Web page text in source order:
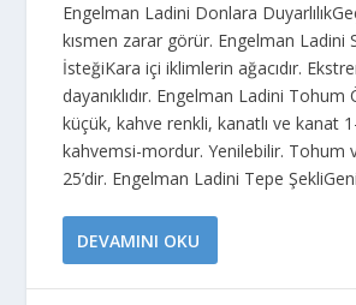
Engelman Ladini Donlara
kısmen zarar görür. Engelman Ladini
İsteğiKara içi iklimlerin ağacıdır.
dayanıklıdır. Engelman Ladini
küçük, kahve renkli, kanatlı ve kanat
kahvemsi-mordur. Ye­nilebilir. Tohum
25’dir. Engelman Ladini Tepe
DEVAMINI OKU